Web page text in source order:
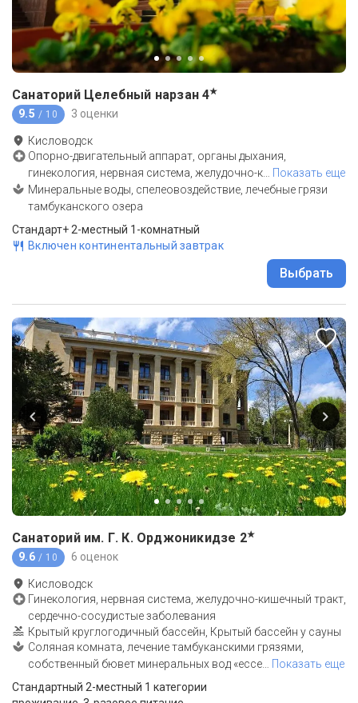
Санаторий Целебный нарзан 4★
9.5 / 10 3 оценки
Кисловодск
Опорно-двигательный аппарат, органы дыхания,
гинекология, нервная система, желудочно-к
Показать еще
Минеральные воды, спелеовоздействие, лечебные грязи
тамбуканского озера
Стандарт+ 2-местный 1-комнатный
Включен континентальный завтрак
Выбрать
Санаторий им. Г. К. Орджоникидзе 2★
9.6 / 10 6 оценок
Кисловодск
Гинекология, нервная система, желудочно-кишечный тракт,
сердечно-сосудистые заболевания
Крытый круглогодичный бассейн, Крытый бассейн у сауны
Соляная комната, лечение тамбуканскими грязями,
собственный бювет минеральных вод «ессе
Показать еще
Стандартный 2-местный 1 категории